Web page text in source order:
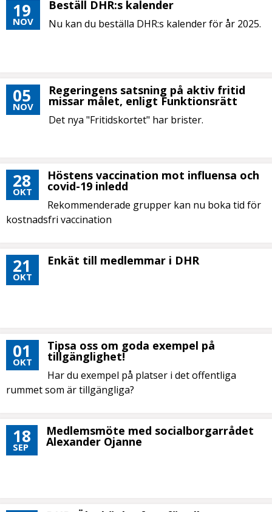
19
NOV
Beställ DHR:s kalender
Nu kan du beställa DHR:s kalender för år 2025.
05
NOV
Regeringens satsning på aktiv fritid
missar målet, enligt Funktionsrätt
Det nya "Fritidskortet" har brister.
28
OKT
Höstens vaccination mot influensa och
covid-19 inledd
Rekommenderade grupper kan nu boka tid för
kostnadsfri vaccination
21
OKT
Enkät till medlemmar i DHR
01
OKT
Tipsa oss om goda exempel på
tillgänglighet!
Har du exempel på platser i det offentliga
rummet som är tillgängliga?
18
SEP
Medlemsmöte med socialborgarrådet
Alexander Ojanne